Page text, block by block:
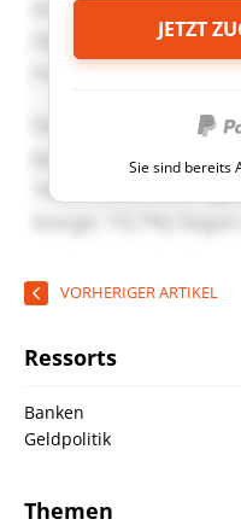
JETZT
Sie sind bereits
VORHERIGER ARTIKEL
Ressorts
Banken
Geldpolitik
Themen